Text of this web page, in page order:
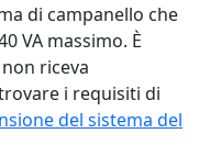
di campanello che
VA massimo. È
riceva
i requisiti di
del sistema del